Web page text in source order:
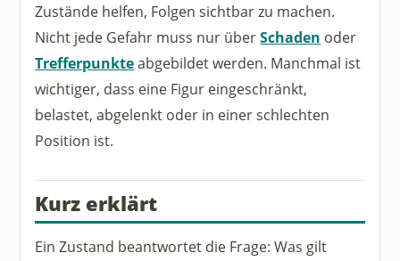
Zustände helfen, Folgen sichtbar zu machen.
Nicht jede Gefahr muss nur überSchaden oder
Trefferpunkteabgebildet werden. Manchmal ist
wichtiger, dass eine Figur eingeschränkt,
belastet, abgelenkt oder in einer schlechten
Position ist.
Kurz erklärt
Ein Zustand beantwortet die Frage: Was gilt